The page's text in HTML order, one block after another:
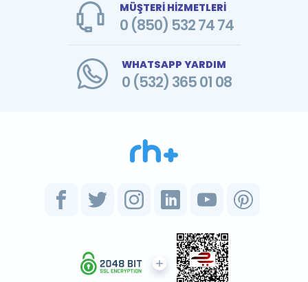
MÜŞTERİ HİZMETLERİ
0 (850) 532 74 74
WHATSAPP YARDIM
0 (532) 365 01 08